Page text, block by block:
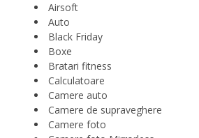
Airsoft
Auto
Black Friday
Boxe
Bratari fitness
Calculatoare
Camere auto
Camere de supraveghere
Camere foto